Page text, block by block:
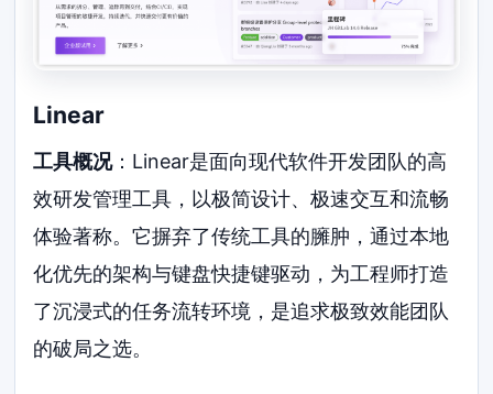
Linear
工具概况：Linear是面向现代软件开发团队的高
效研发管理工具，以极简设计、极速交互和流畅
体验著称。它摒弃了传统工具的臃肿，通过本地
化优先的架构与键盘快捷键驱动，为工程师打造
了沉浸式的任务流转环境，是追求极致效能团队
的破局之选。